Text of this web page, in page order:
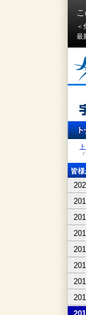
＜
最
皆